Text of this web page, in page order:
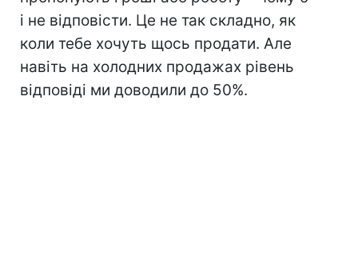
і не відповісти. Це не так складно, як
коли тебе хочуть щось продати. Але
навіть на холодних продажах рівень
відповіді ми доводили до 50%.